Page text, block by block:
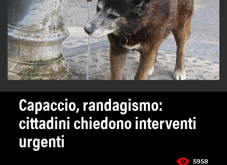
Capaccio, randagismo:
cittadini chiedono interventi
urgenti
5958